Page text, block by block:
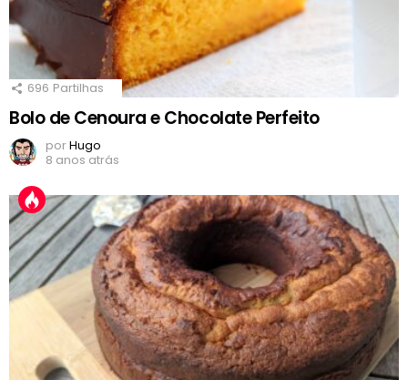
696 Partilhas
Bolo de Cenoura e Chocolate Perfeito
porHugo
8 anos atrás